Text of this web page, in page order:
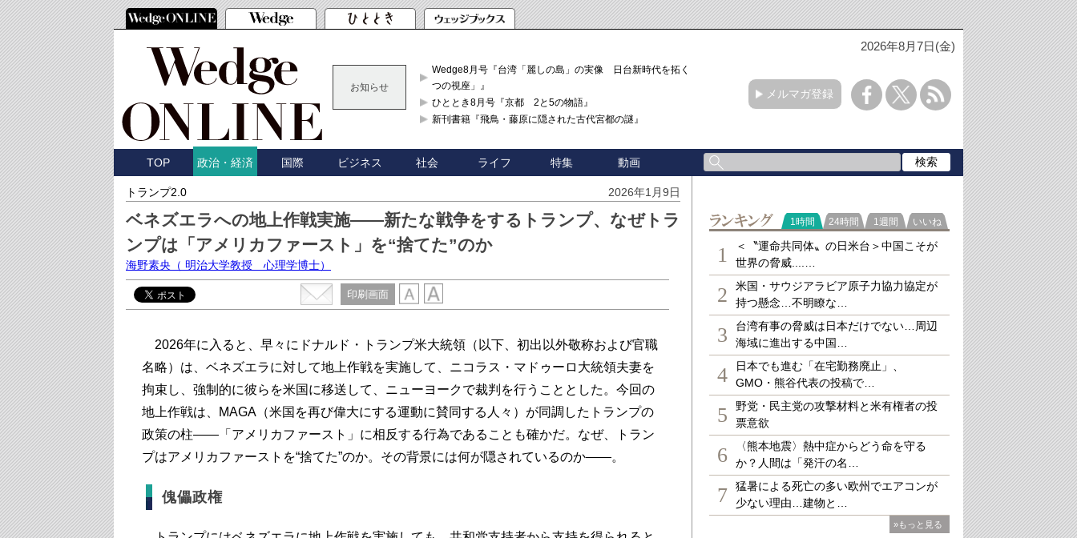
2026年8月7日(金)
お知らせ
Wedge8月号『台湾「麗しの島」の実像 日台新時代を拓く「3
つの視座」』
ひととき8月号『京都 2と5の物語』
新刊書籍『飛鳥・藤原に隠された古代宮都の謎』
メルマガ登録
TOP 政治・経済 国際 ビジネス 社会 ライフ 特集 動画
トランプ2.0 2026年1月9日
ベネズエラへの地上作戦実施――新たな戦争をするトランプ、なぜトラ
ンプは「アメリカファースト」を“捨てた”のか
海野素央 （ 明治大学教授 心理学博士）
印刷画面
2026年に入ると、早々にドナルド・トランプ米大統領（以下、初出以外敬称および官職
名略）は、ベネズエラに対して地上作戦を実施して、ニコラス・マドゥーロ大統領夫妻を
拘束し、強制的に彼らを米国に移送して、ニューヨークで裁判を行うこととした。今回の
地上作戦は、MAGA（米国を再び偉大にする運動に賛同する人々）が同調したトランプの
政策の柱――「アメリカファースト」に相反する行為であることも確かだ。なぜ、トラン
プはアメリカファーストを“捨てた”のか。その背景には何が隠されているのか――。
傀儡政権
ランキング
1時間 24時間 1週間 いいね
1
＜〝運命共同体〟の日米台＞中国こそが
世界の脅威....…
2
米国・サウジアラビア原子力協力協定が
持つ懸念…不明瞭な…
3
台湾有事の脅威は日本だけでない…周辺
海域に進出する中国…
4
日本でも進む「在宅勤務廃止」、
GMO・熊谷代表の投稿で…
5
野党・民主党の攻撃材料と米有権者の投
票意欲
6
〈熊本地震〉熱中症からどう命を守る
か？人間は「発汗の名…
7
猛暑による死亡の多い欧州でエアコンが
少ない理由…建物と…
»もっと見る